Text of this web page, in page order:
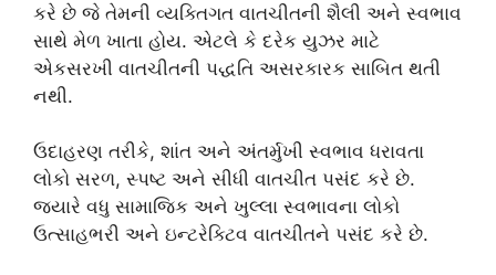
કરે છે જે તેમની વ્યક્તિગત વાતચીતની શૈલી અને સ્વભાવ
સાથે મેળ ખાતા હોય. એટલે કે દરેક યુઝર માટે
એકસરખી વાતચીતની પદ્ધતિ અસરકારક સાબિત થતી
નથી.
ઉદાહરણ તરીકે, શાંત અને અંતર્મુખી સ્વભાવ ધરાવતા
લોકો સરળ, સ્પષ્ટ અને સીધી વાતચીત પસંદ કરે છે.
જ્યારે વધુ સામાજિક અને ખુલ્લા સ્વભાવના લોકો
ઉત્સાહભરી અને ઇન્ટરેક્ટિવ વાતચીતને પસંદ કરે છે.